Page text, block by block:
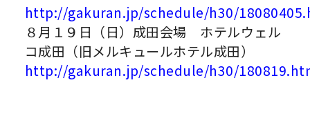
http://gakuran.jp/schedule/h30/
８月１９日（日）成田会場 ホテルウェル
コ成田（旧メルキュールホテル成田）
http://gakuran.jp/schedule/h30/